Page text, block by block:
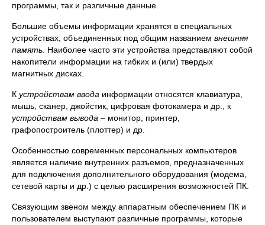
программы, так и различные данные.
Большие объемы информации хранятся в специальных
устройствах, объединенных под общим названием внешняя
память . Наиболее часто эти устройства представляют собой
накопители информации на гибких и (или) твердых
магнитных дисках.
К устройствам ввода информации относятся клавиатура,
мышь, сканер, джойстик, цифровая фотокамера и др., к
устройствам вывода – монитор, принтер,
графопостроитель (плоттер) и др.
Особенностью современных персональных компьютеров
является наличие внутренних разъемов, предназначенных
для подключения дополнительного оборудования (модема,
сетевой карты и др.) с целью расширения возможностей ПК.
Связующим звеном между аппаратным обеспечением ПК и
пользователем выступают различные программы, которые